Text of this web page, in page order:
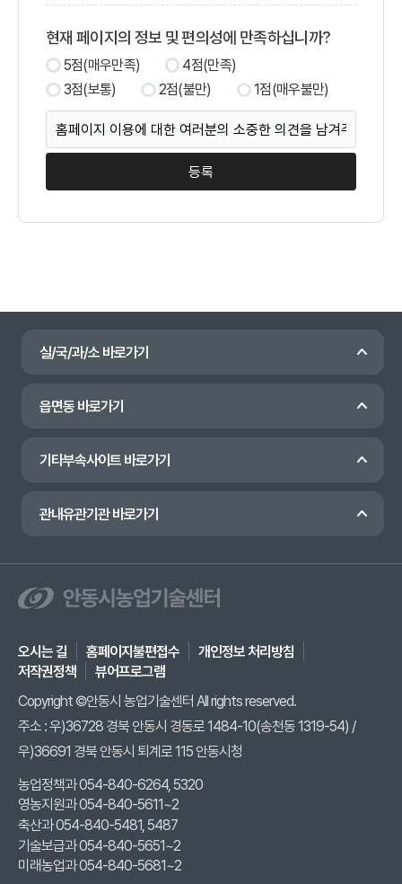
현재 페이지의 정보 및 편의성에 만족하십니까?
5점(매우만족)
4점(만족)
3점(보통)
2점(불만) 1점(매우불만)
실/국/과/소 바로가기
읍면동 바로가기
기타부속사이트 바로가기
관내유관기관 바로가기
오시는 길 홈페이지불편접수
개인정보 처리방침
저작권정책
뷰어프로그램
Copyright ©안동시 농업기술센터 All rights reserved.
주소 : 우)36728 경북 안동시 경동로 1484-10(송천동 1319-54) /
우)36691 경북 안동시 퇴계로 115 안동시청
농업정책과 054-840-6264, 5320
영농지원과 054-840-5611~2
축산과 054-840-5481, 5487
기술보급과 054-840-5651~2
미래농업과 054-840-5681~2